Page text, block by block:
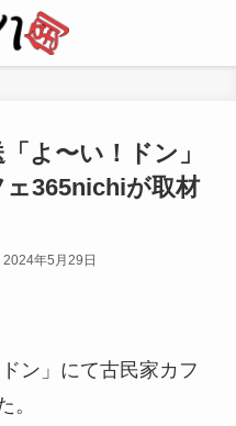
よ〜い！ドン」
365nichiが取材
2024年5月29日
ン」にて古民家カフ
。